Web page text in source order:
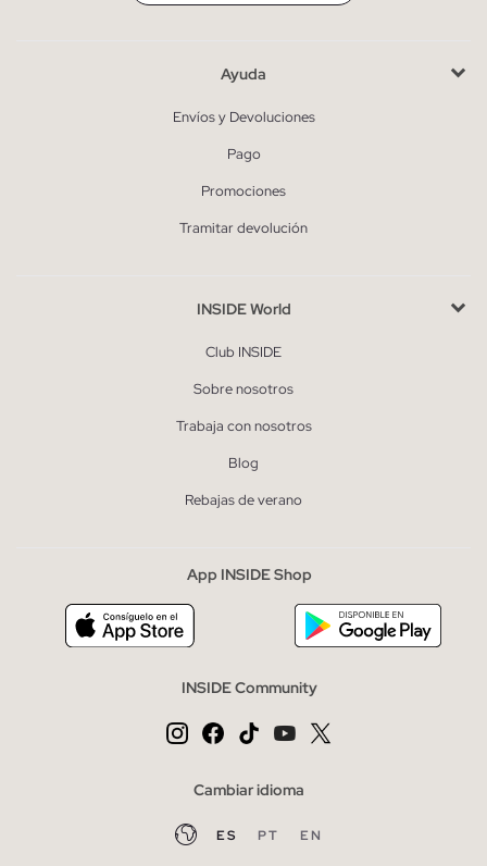
Ayuda
Envíos y Devoluciones
Pago
Promociones
Tramitar devolución
INSIDE World
Club INSIDE
Sobre nosotros
Trabaja con nosotros
Blog
Rebajas de verano
App INSIDE Shop
INSIDE Community
Cambiar idioma
ES PT EN